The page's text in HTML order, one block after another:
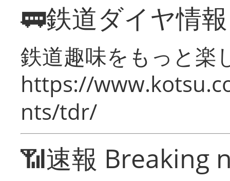
🚃鉄道ダイヤ情
鉄道趣味をもっと楽
https://
nts/tdr/
📶速報 Breaking